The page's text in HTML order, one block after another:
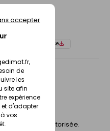
de
les
site afin
expérience
d'adapter
vos
accepter
Notice de pose
non motorisée.